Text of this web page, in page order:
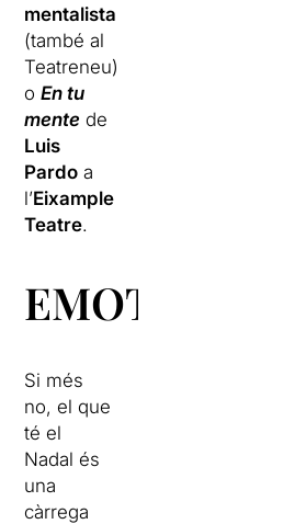
mentalista
(també al
Teatreneu)
oEn tu
mente de
Luis
Pardo a
l’Eixample
Teatre.
EMOTIVES
Si més
no, el que
té el
Nadal és
una
càrrega